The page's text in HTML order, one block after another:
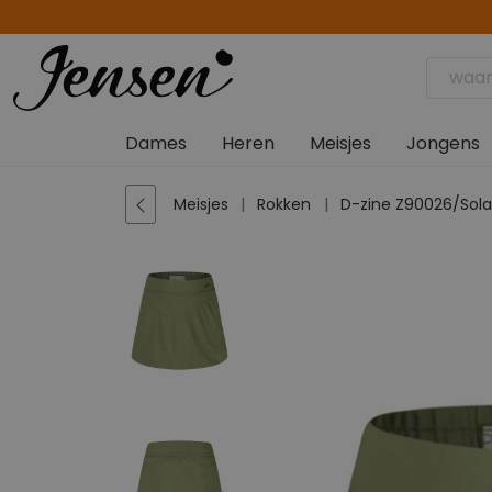
Dames Heren Meisjes Jongens
Meisjes Rokken D-zine Z90026/